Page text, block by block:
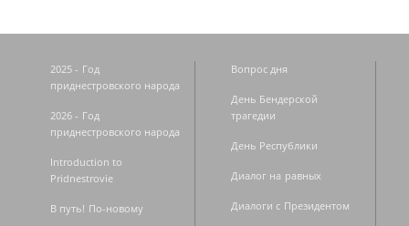
2025 - Год
приднестровского народа
2026 - Год
приднестровского народа
Introduction to
Pridnestrovie
В путь! По-новому
Вопрос дня
День Бендерской
трагедии
День Республики
Диалог на равных
Диалоги с Президентом